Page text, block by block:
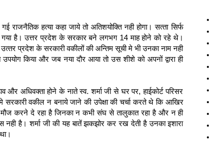
राजनैतिक हत्‍या कहा जाये तो अतिशयोक्ति नही होगा। सत्‍ता सिर्फ
गया है। उत्तर प्रदेश के सरकार बने लगभग 14 माह होने को रहे थे।
प्रदेश के सरकारी वकीलों की अन्तिम सूची मे भी उनका नाम नही
किया और जब नया दौर आया तो उस शीशे को अपनों द्वारा ही
अधिवक्‍ता होने के नाते स्‍व. शर्मा जी से घर पर, हाईकोर्ट परिसर
वकील न बनाये जाने की उपेक्षा की चर्चा करते थे कि आखिर
करने दे रहा है जिनका न कभी संघ से तालुकात रहा है और न ही
नही है। शर्मा जी की यह बातें झकझोर कर रख देती है उनका इशारा